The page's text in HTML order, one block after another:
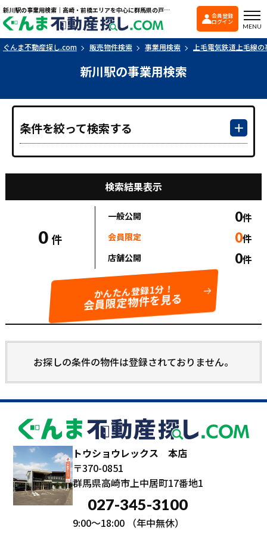
新川駅の事業用検索｜高崎・前橋エリアを中心に群馬県の戸建て・マンションを探すなら「ぐんま不動産探し.com」
ぐんま不動産探し
会員登録
ログイン
MENU
ぐんま不動産探し.com 販売物件検索 事業用検索 上毛電気鉄道上毛線
新川駅の事業用検索
条件を絞って検索する
検索結果表示
0 件
一般公開 0件
会員限定 0件
店舗公開 0件
かんたん登録1分！
会員限定物件を見る
お探しの条件の物件は登録されておりません。
トウショウレックス 本店
〒370-0851
群馬県高崎市上中居町17番地1
027-345-3100
9:00～18:00 （年中無休）